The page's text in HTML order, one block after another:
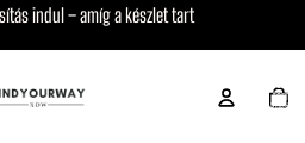
indul – amíg a készlet tart
termék